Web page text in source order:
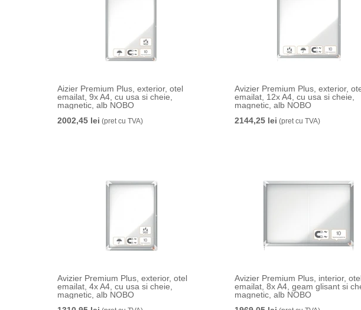
Aizier Premium Plus, exterior, otel
emailat, 9x A4, cu usa si cheie,
magnetic, alb NOBO
2002,45 lei (pret cu TVA)
Avizier Premium Plus, exterior,
emailat, 12x A4, cu usa si cheie,
magnetic, alb NOBO
2144,25 lei (pret cu TVA)
Avizier Premium Plus, exterior, otel
emailat, 4x A4, cu usa si cheie,
magnetic, alb NOBO
Avizier Premium Plus, interior,
emailat, 8x A4, geam glisant si
magnetic, alb NOBO